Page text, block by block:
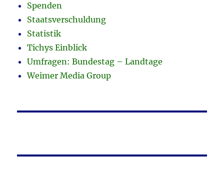
Spenden
Staatsverschuldung
Statistik
Tichys Einblick
Umfragen: Bundestag – Landtage
Weimer Media Group